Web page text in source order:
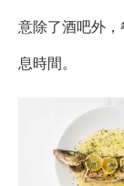
意除了酒吧外
息時間。